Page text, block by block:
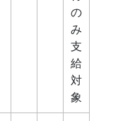
の
み
支
給
対
象